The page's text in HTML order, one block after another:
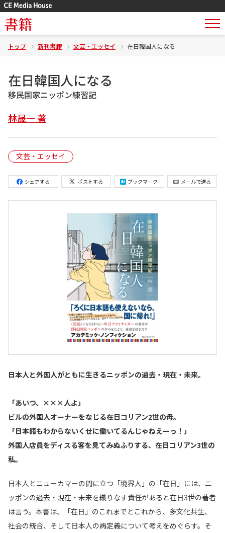
書籍
トップ 新刊書籍 文芸・エッセイ 在日韓国人になる
在日韓国人になる
移民国家ニッポン練習記
林晟一 著
文芸・エッセイ
シェアする ポストする ブックマーク メールで送る
日本人と外国人がともに生きるニッポンの過去・現在・未来。
「あいつ、×××人よ」
ビルの外国人オーナーをなじる在日コリアン2世の母。
「日本語もわからないくせに働いてるんじゃねえーっ！」
外国人店員をディスる客を見てみぬふりする、在日コリアン3世の
私。
日本人とニューカマーの間に立つ「境界人」の「在日」には、ニ
ッポンの過去・現在・未来を織りなす責任があると在日3世の著者
は言う。本書は、「在日」のこれまでとこれから、多文化共生、
社会の統合、そして日本人の再定義について考えをめぐらす。そ